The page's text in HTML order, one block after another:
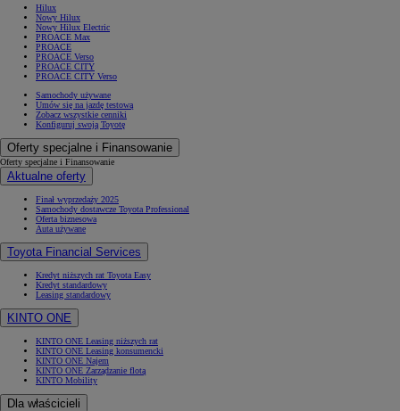
Hilux
Nowy Hilux
Nowy Hilux Electric
PROACE Max
PROACE
PROACE Verso
PROACE CITY
PROACE CITY Verso
Samochody używane
Umów się na jazdę testową
Zobacz wszystkie cenniki
Konfiguruj swoją Toyotę
Oferty specjalne i Finansowanie
Oferty specjalne i Finansowanie
Aktualne oferty
Finał wyprzedaży 2025
Samochody dostawcze Toyota Professional
Oferta biznesowa
Auta używane
Toyota Financial Services
Kredyt niższych rat Toyota Easy
Kredyt standardowy
Leasing standardowy
KINTO ONE
KINTO ONE Leasing niższych rat
KINTO ONE Leasing konsumencki
KINTO ONE Najem
KINTO ONE Zarządzanie flotą
KINTO Mobility
Dla właścicieli